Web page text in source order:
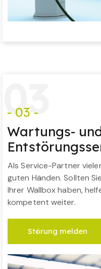
03
- 03 -
Wartungs-
Als Service-Partner
guten Händen. Sollten
Ihrer Wallbox haben,
kompetent weiter.
Störung melden